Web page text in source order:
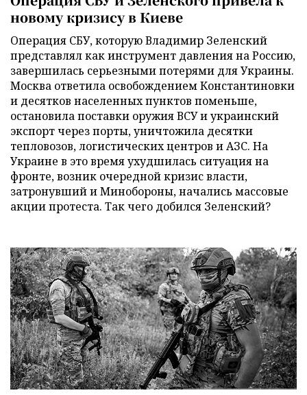
новому кризису в Киеве
Операция СБУ, которую Владимир Зеленский
представлял как инструмент давления на Россию,
завершилась серьезными потерями для Украины.
Москва ответила освобождением Константиновки
и десятков населенных пунктов поменьше,
остановила поставки оружия ВСУ и украинский
экспорт через порты, уничтожила десятки
тепловозов, логистических центров и АЗС. На
Украине в это время ухудшилась ситуация на
фронте, возник очередной кризис власти,
затронувший и Минобороны, начались массовые
акции протеста. Так чего добился Зеленский?